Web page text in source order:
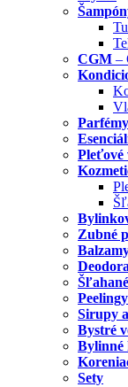
CGM –
Parfémy
Pleťové
Zubné
Sirupy
Bystré
Bylinné
Sety